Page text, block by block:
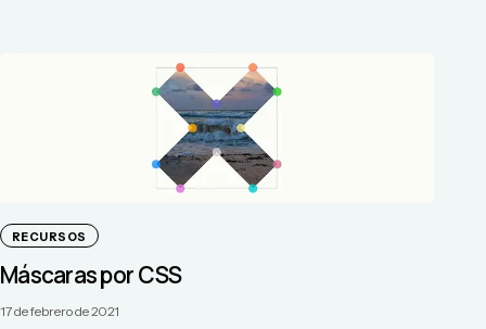
RECURSOS
Máscaras por CSS
17 de febrero de 2021